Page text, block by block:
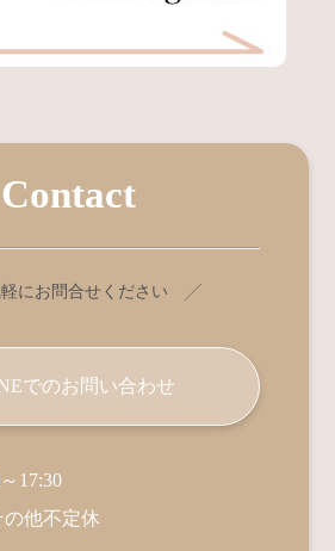
Contact
にお問合せください ╱
でのお問い合わせ
17:30
他不定休